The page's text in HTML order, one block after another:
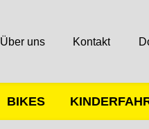
Über uns Kontakt
BIKES